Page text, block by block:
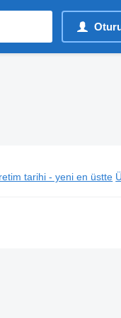
tarihi - yeni en üstte